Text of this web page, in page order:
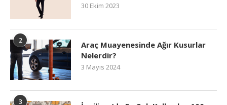
30 Ekim 2023
2
Araç Muayenesinde Ağır Kusurlar
Nelerdir?
3 Mayıs 2024
3